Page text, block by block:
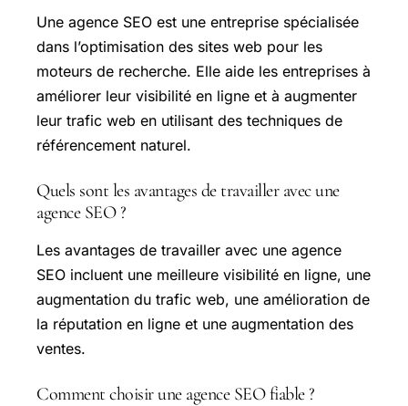
Une agence SEO est une entreprise spécialisée
dans l’optimisation des sites web pour les
moteurs de recherche. Elle aide les entreprises à
améliorer leur visibilité en ligne et à augmenter
leur trafic web en utilisant des techniques de
référencement naturel.
Quels sont les avantages de travailler avec une
agence SEO ?
Les avantages de travailler avec une agence
SEO incluent une meilleure visibilité en ligne, une
augmentation du trafic web, une amélioration de
la réputation en ligne et une augmentation des
ventes.
Comment choisir une agence SEO fiable ?